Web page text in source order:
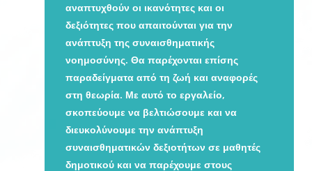
αναπτυχθούν οι ικανότητες και οι
δεξιότητες που απαιτούνται για την
ανάπτυξη της συναισθηματικής
νοημοσύνης. Θα παρέχονται επίσης
παραδείγματα από τη ζωή και αναφορές
στη θεωρία. Με αυτό το εργαλείο,
σκοπεύουμε να βελτιώσουμε και να
διευκολύνουμε την ανάπτυξη
συναισθηματικών δεξιοτήτων σε μαθητές
δημοτικού και να παρέχουμε στους